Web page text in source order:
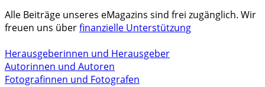
Alle Beiträge unseres eMagazins sind frei zugänglich. Wir
freuen uns überfinanzielle Unterstützung
Herausgeberinnen und Herausgeber
Autorinnen und Autoren
Fotografinnen und Fotografen